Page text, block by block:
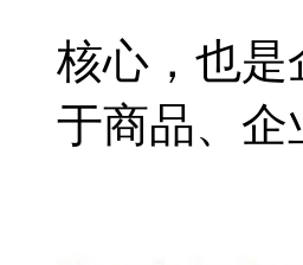
核心，也是
于商品、企